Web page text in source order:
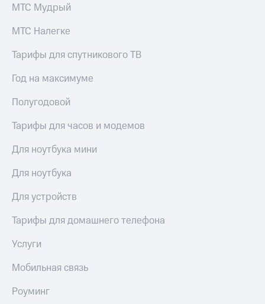
МТС Мудрый
МТС Налегке
Тарифы для спутникового ТВ
Год на максимуме
Полугодовой
Тарифы для часов и модемов
Для ноутбука мини
Для ноутбука
Для устройств
Тарифы для домашнего телефона
Услуги
Мобильная связь
Роуминг